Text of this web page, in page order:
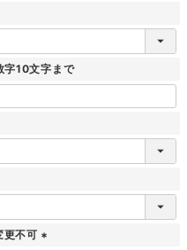
字10文字まで
更不可